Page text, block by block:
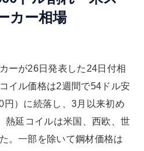
カー相場
ーが26日発表した24日付相
イル価格は2週間で54ドル安
）に続落し、3月以来初め
熱延コイルは米国、西欧、世
。一部を除いて鋼材価格は